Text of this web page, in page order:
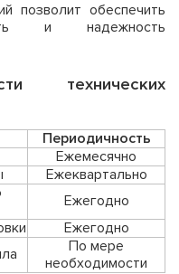
позволит обеспечить
и надежность
технических
Периодичность
Ежемесячно
Ежеквартально
Ежегодно
Ежегодно
По мере
необходимости